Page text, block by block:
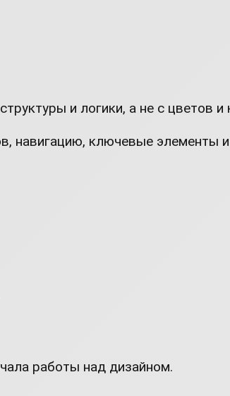
и логики, а не с цветов и
навигацию, ключевые элементы и
работы над дизайном.